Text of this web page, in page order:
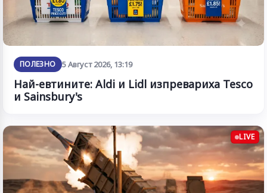
ПОЛЕЗНО 5 Август 2026, 13:19
Най-евтините: Aldi и Lidl изпревариха Tesco
и Sainsbury's
LIVE